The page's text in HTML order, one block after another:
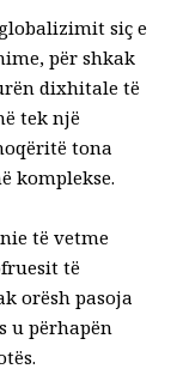
siç e
për shkak
dixhitale të
tek një
tona
komplekse.
të vetme
të
orësh pasoja
u përhapën